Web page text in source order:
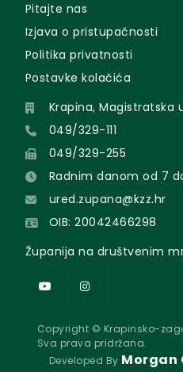
Pitajte nas
Izjava o pristupačnosti
Politika privatnosti
Postavke kolačića
Krapina, Magistratska
049/329-111
049/329-255
Radnim danom od 7
ured.zupana@kzz.hr
OIB: 20042466298
Županija na društvenim
Copyright © Krapinsko-
Sva prava pridržana.
Developed By Morgan